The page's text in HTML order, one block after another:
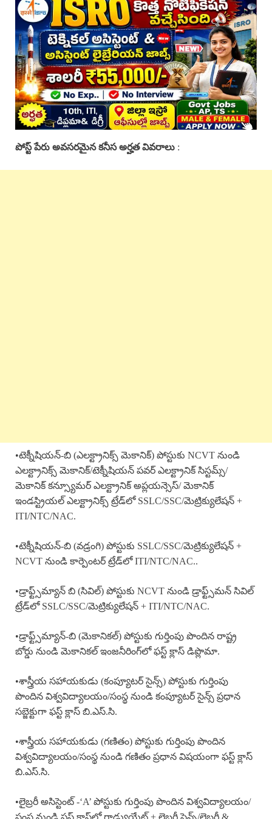
పోస్ట్ పేరు అవసరమైన కనీస అర్హత వివరాలు :
•టెక్నీషియన్-బి (ఎలక్ట్రానిక్స్ మెకానిక్) పోస్టుకు NCVT నుండి
ఎలక్ట్రానిక్స్ మెకానిక్/టెక్నీషియన్ పవర్ ఎలక్ట్రానిక్ సిస్టమ్స్/
మెకానిక్ కన్స్యూమర్ ఎలక్ట్రానిక్ అప్లయన్సెస్/ మెకానిక్
ఇండస్ట్రియల్ ఎలక్ట్రానిక్స్ ట్రేడ్‌లో SSLC/SSC/మెట్రిక్యులేషన్ +
ITI/NTC/NAC.
•టెక్నీషియన్-బి (వడ్రంగి) పోస్టుకు SSLC/SSC/మెట్రిక్యులేషన్ +
NCVT నుండి కార్పెంటర్ ట్రేడ్‌లో ITI/NTC/NAC..
•డ్రాఫ్ట్స్‌మ్యాన్ బి (సివిల్) పోస్టుకు NCVT నుండి డ్రాఫ్ట్స్‌మన్ సివిల్
ట్రేడ్‌లో SSLC/SSC/మెట్రిక్యులేషన్ + ITI/NTC/NAC.
•డ్రాఫ్ట్స్‌మ్యాన్-బి (మెకానికల్) పోస్టుకు గుర్తింపు పొందిన రాష్ట్ర
బోర్డు నుండి మెకానికల్ ఇంజనీరింగ్‌లో ఫస్ట్ క్లాస్ డిప్లొమా.
•శాస్త్రీయ సహాయకుడు (కంప్యూటర్ సైన్స్) పోస్టుకు గుర్తింపు
పొందిన విశ్వవిద్యాలయం/సంస్థ నుండి కంప్యూటర్ సైన్స్ ప్రధాన
సబ్జెక్టుగా ఫస్ట్ క్లాస్ బి.ఎస్.సి.
•శాస్త్రీయ సహాయకుడు (గణితం) పోస్టుకు గుర్తింపు పొందిన
విశ్వవిద్యాలయం/సంస్థ నుండి గణితం ప్రధాన విషయంగా ఫస్ట్ క్లాస్
బి.ఎస్.సి.
•లైబ్రరీ అసిస్టెంట్ -‘A’ పోస్టుకు గుర్తింపు పొందిన విశ్వవిద్యాలయం/
సంస్థ నుండి ఫస్ట్ క్లాస్‌లో గ్రాడ్యుయేట్ + లైబ్రరీ సైన్స్/లైబ్రరీ &